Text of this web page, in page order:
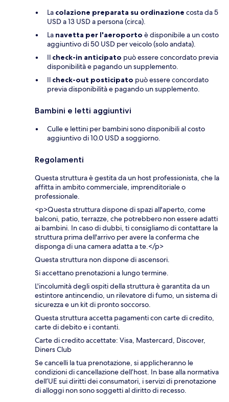
La colazione preparata su ordinazione costa da 5
USD a 13 USD a persona (circa).
La navetta per l'aeroporto è disponibile a un costo
aggiuntivo di 50 USD per veicolo (solo andata).
Il check-in anticipato può essere concordato previa
disponibilità e pagando un supplemento.
Il check-out posticipato può essere concordato
previa disponibilità e pagando un supplemento.
Bambini e letti aggiuntivi
Culle e lettini per bambini sono disponibili al costo
aggiuntivo di 10.0 USD a soggiorno.
Regolamenti
Questa struttura è gestita da un host professionista, che la
affitta in ambito commerciale, imprenditoriale o
professionale.
<p>Questa struttura dispone di spazi all'aperto, come
balconi, patio, terrazze, che potrebbero non essere adatti
ai bambini. In caso di dubbi, ti consigliamo di contattare la
struttura prima dell'arrivo per avere la conferma che
disponga di una camera adatta a te.</p>
Questa struttura non dispone di ascensori.
Si accettano prenotazioni a lungo termine.
L'incolumità degli ospiti della struttura è garantita da un
estintore antincendio, un rilevatore di fumo, un sistema di
sicurezza e un kit di pronto soccorso.
Questa struttura accetta pagamenti con carte di credito,
carte di debito e i contanti.
Carte di credito accettate: Visa, Mastercard, Discover,
Diners Club
Se cancelli la tua prenotazione, si applicheranno le
condizioni di cancellazione dell’host. In base alla normativa
dell’UE sui diritti dei consumatori, i servizi di prenotazione
di alloggi non sono soggetti al diritto di recesso.